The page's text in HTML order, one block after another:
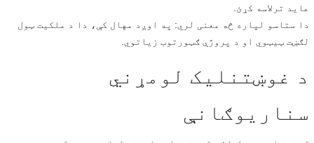
عاید ترلاسه کړئ.
دا ستاسو لپاره څه معنی لري: په اوږد مهال کې، دا د ملکیت ټول
لګښت ټیټوي او د پروژې ګټورتوب زیاتوي.
د غوښتنلیک لومړني
سناریوګانې